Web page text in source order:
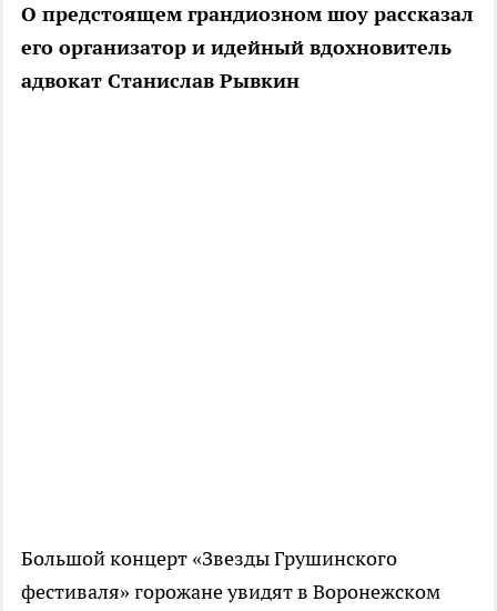
О предстоящем грандиозном шоу рассказал
его организатор и идейный вдохновитель
адвокат Станислав Рывкин
Большой концерт «Звезды Грушинского
фестиваля» горожане увидят в Воронежском